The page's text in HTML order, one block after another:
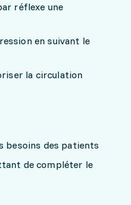
réflexe une
en suivant le
la circulation
besoins des patients
de compléter le